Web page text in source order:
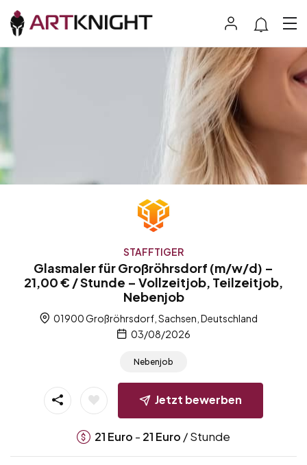
STAFFTIGER
Glasmaler für Großröhrsdorf (m/w/d) –
21,00 € / Stunde – Vollzeitjob, Teilzeitjob,
Nebenjob
01900 Großröhrsdorf, Sachsen, Deutschland
03/08/2026
Nebenjob
Jetzt bewerben
21 Euro - 21 Euro / Stunde